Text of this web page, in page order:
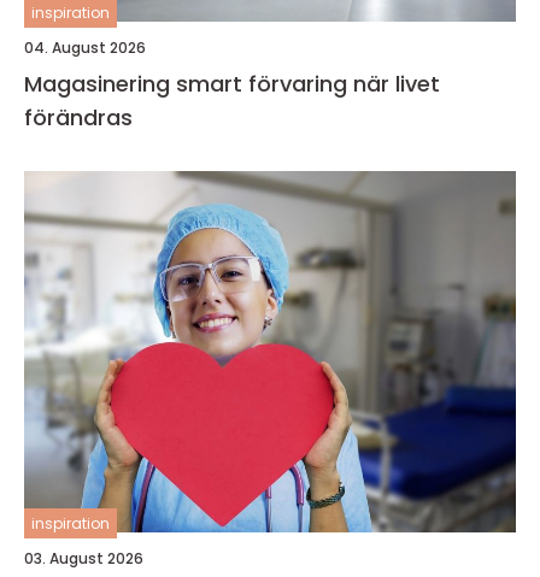
inspiration
04. August 2026
Magasinering smart förvaring när livet
förändras
inspiration
03. August 2026